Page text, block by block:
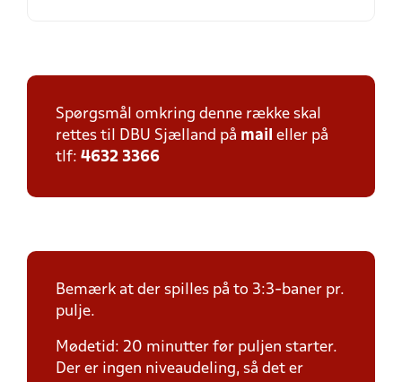
Spørgsmål omkring denne række skal
rettes til DBU Sjælland på mail eller på
tlf: 4632 3366
Bemærk at der spilles på to 3:3-baner pr.
pulje.
Mødetid: 20 minutter før puljen starter.
Der er ingen niveaudeling, så det er